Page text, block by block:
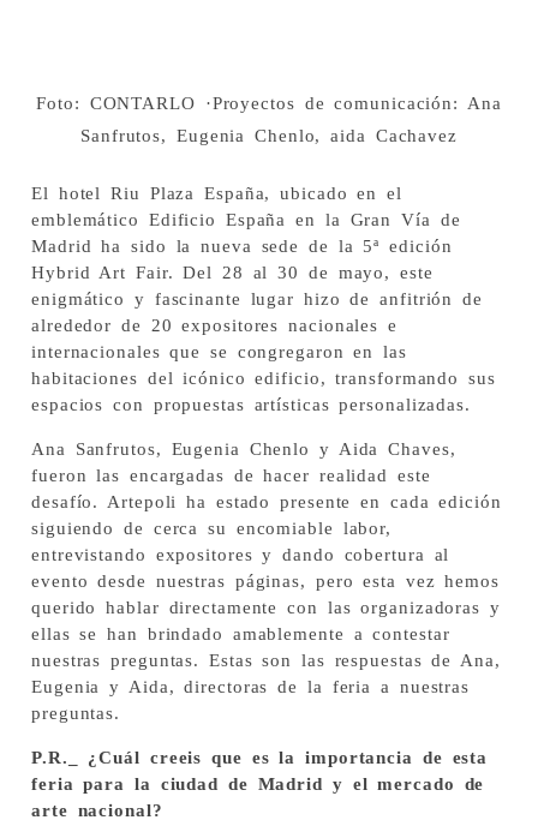
Foto: CONTARLO ·Proyectos de comunicación: Ana
Sanfrutos, Eugenia Chenlo, aida Cachavez
El hotel Riu Plaza España, ubicado en el
emblemático Edificio España en la Gran Vía de
Madrid ha sido la nueva sede de la 5ª edición
Hybrid Art Fair. Del 28 al 30 de mayo, este
enigmático y fascinante lugar hizo de anfitrión de
alrededor de 20 expositores nacionales e
internacionales que se congregaron en las
habitaciones del icónico edificio, transformando sus
espacios con propuestas artísticas personalizadas.
Ana Sanfrutos, Eugenia Chenlo y Aida Chaves,
fueron las encargadas de hacer realidad este
desafío. Artepoli ha estado presente en cada edición
siguiendo de cerca su encomiable labor,
entrevistando expositores y dando cobertura al
evento desde nuestras páginas, pero esta vez hemos
querido hablar directamente con las organizadoras y
ellas se han brindado amablemente a contestar
nuestras preguntas. Estas son las respuestas de Ana,
Eugenia y Aida, directoras de la feria a nuestras
preguntas.
P.R._ ¿Cuál creeis que es la importancia de esta
feria para la ciudad de Madrid y el mercado de
arte nacional?